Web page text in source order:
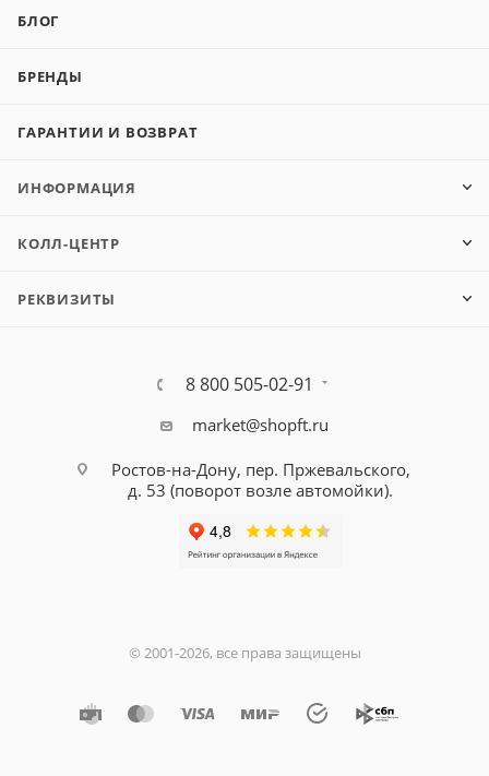
БЛОГ
БРЕНДЫ
ГАРАНТИИ И ВОЗВРАТ
ИНФОРМАЦИЯ
КОЛЛ-ЦЕНТР
РЕКВИЗИТЫ
8 800 505-02-91
market@shopft.ru
Ростов-на-Дону, пер. Пржевальского,
д. 53 (поворот возле автомойки).
© 2001-2026, все права защищены